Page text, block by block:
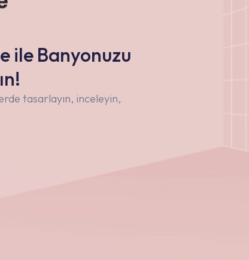
ile Banyonuzu
tasarlayın, inceleyin,